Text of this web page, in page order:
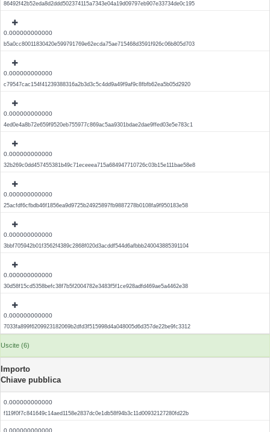
86492f42b52eda8d2ddd502374115a7343e04a19d09797eb907e33734de0c195
0.000000000000
b5a0cc80011830420e599791769e62ecda75ae715468d3591f926c06b805d703
0.000000000000
c79547cac154f41239388316a2b3d3c5c4dd9a49f9af9c8fbfb62ea5b05d2920
0.000000000000
4ed0e4a8b72e659f9520eb755977c869ac5aa9301bdae2dae9ffed03e5e783c1
0.000000000000
32b269c0dd457455381b49c71eceeea715a684947710726c03b15e111bae58e8
0.000000000000
25acfdf6cfbdb46f1856ea9d9725b24925897fb9887278b0108fa9f950183e58
0.000000000000
3bbf705942b01f3562f4389c2868f020d3acddf544d6afbbb240043885391104
0.000000000000
30d58f15cd5358befc38f7b5f2004782e3483f5f1ce928adfd469ae5a4462e38
0.000000000000
7033fa899f6209923182069b2dfd3f515998d4a048005d6d357de22be9fc3312
Uscite (6)
Importo
Chiave pubblica
0.000000000000
f119f0f7c841649c14aed1158e2837dc0e1db58f94b3c11d00932127280fd22b
0.000000000000